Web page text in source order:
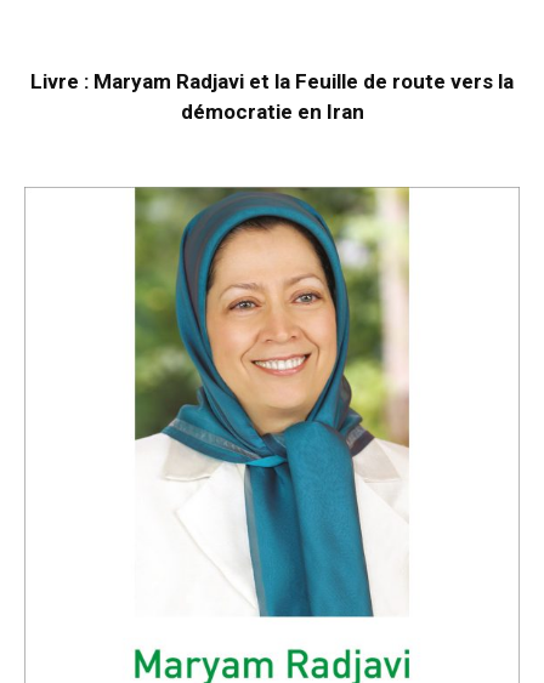
Livre : Maryam Radjavi et la Feuille de route vers la
démocratie en Iran